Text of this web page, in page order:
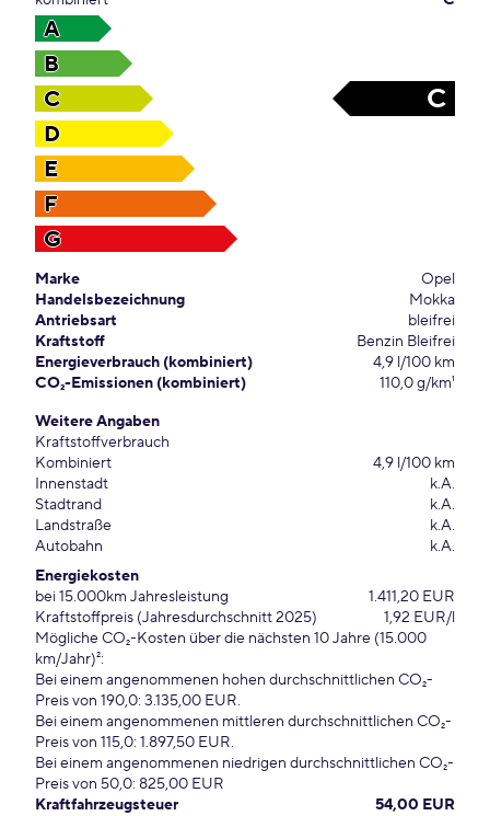
A
B
C
C
D
E
F
G
Marke
Opel
Handelsbezeichnung
Mokka
Antriebsart
bleifrei
Kraftstoff
Benzin Bleifrei
Energieverbrauch (kombiniert)
4,9 l/100 km
CO₂-Emissionen (kombiniert)
110,0 g/km¹
Weitere Angaben
Kraftstoffverbrauch
Kombiniert
4,9 l/100 km
Innenstadt
k.A.
Stadtrand
k.A.
Landstraße
k.A.
Autobahn
k.A.
Energiekosten
bei 15.000km Jahresleistung
1.411,20 EUR
Kraftstoffpreis (Jahresdurchschnitt 2025)
1,92 EUR/l
Mögliche CO₂-Kosten über die nächsten 10 Jahre (15.000
km/Jahr)²:
Bei einem angenommenen hohen durchschnittlichen CO₂-
Preis von 190,0: 3.135,00 EUR.
Bei einem angenommenen mittleren durchschnittlichen CO₂-
Preis von 115,0: 1.897,50 EUR.
Bei einem angenommenen niedrigen durchschnittlichen CO₂-
Preis von 50,0: 825,00 EUR
Kraftfahrzeugsteuer
54,00 EUR